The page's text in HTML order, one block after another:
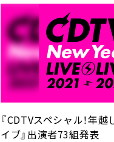
『CDTVスペシャル！年
イブ』出演者73組発表